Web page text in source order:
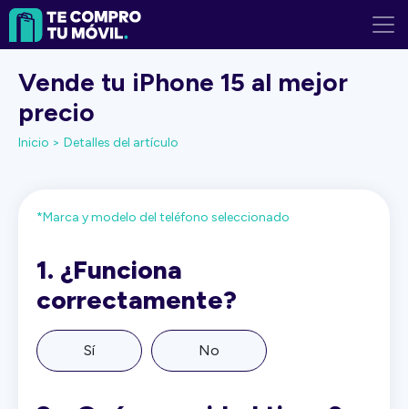
Vende tu iPhone 15 al mejor
precio
Inicio > Detalles del artículo
*Marca y modelo del teléfono seleccionado
1. ¿Funciona
correctamente?
Sí No